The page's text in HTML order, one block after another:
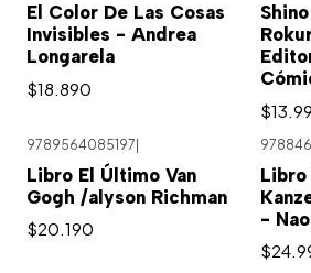
El Color De Las Cosas
Invisibles - Andrea
Longarela
$18.890
9789564085197|
Libro El Último Van
Gogh /alyson Richman
$20.190
-